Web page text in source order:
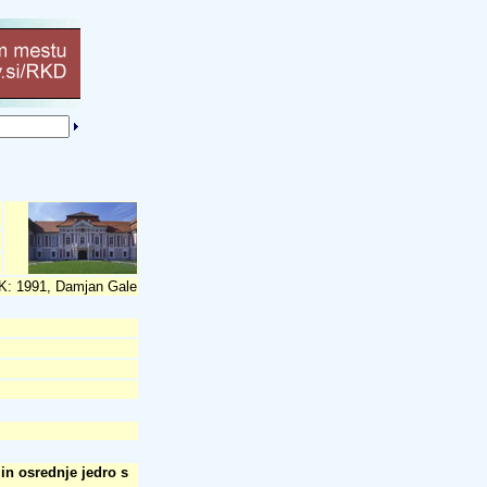
1991, Damjan Gale
osrednje jedro s